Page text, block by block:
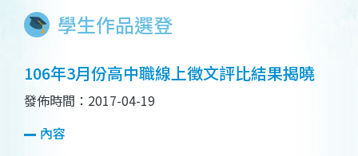
學生作品選登
106年3月份高中職線上徵文評比結果揭曉
發佈時間：2017-04-19
內容